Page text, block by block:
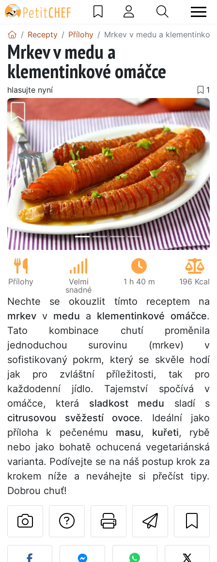
Recepty Přílohy Mrkev v medu a
Mrkev v medu a
klementinkové omáčce
hlasujte nyní
Předchozí Další
Přílohy
Velmi
snadné
1 h 40 m 196 Kcal
Nechte se okouzlit tímto receptem na
mrkev v medu a klementinkové omáčce.
Tato kombinace chutí proměnila
jednoduchou surovinu (mrkev) v
sofistikovaný pokrm, který se skvěle hodí
jak pro zvláštní příležitosti, tak pro
každodenní jídlo. Tajemství spočívá v
omáčce, která sladkost medu sladí s
citrusovou svěžestí ovoce. Ideální jako
příloha k pečenému masu, kuřeti, rybě
nebo jako bohatě ochucená vegetariánská
varianta. Podívejte se na náš postup krok za
krokem níže a neváhejte si přečíst tipy.
Dobrou chuť!
Vytisknout
Položit otázku
Zveřejněte svou